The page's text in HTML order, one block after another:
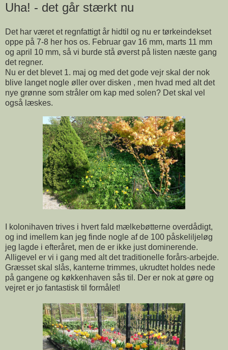
Uha! - det går stærkt nu
Det har været et regnfattigt år hidtil og nu er tørkeindekset
oppe på 7-8 her hos os. Februar gav 16 mm, marts 11 mm
og april 10 mm, så vi burde stå øverst på listen næste gang
det regner.
Nu er det blevet 1. maj og med det gode vejr skal der nok
blive langet nogle øller over disken , men hvad med alt det
nye grønne som stråler om kap med solen? Det skal vel
også læskes.
I kolonihaven trives i hvert fald mælkebøtterne overdådigt,
og ind imellem kan jeg finde nogle af de 100 påskeliljeløg
jeg lagde i efteråret, men de er ikke just dominerende.
Alligevel er vi i gang med alt det traditionelle forårs-arbejde.
Græsset skal slås, kanterne trimmes, ukrudtet holdes nede
på gangene og køkkenhaven sås til. Der er nok at gøre og
vejret er jo fantastisk til formålet!